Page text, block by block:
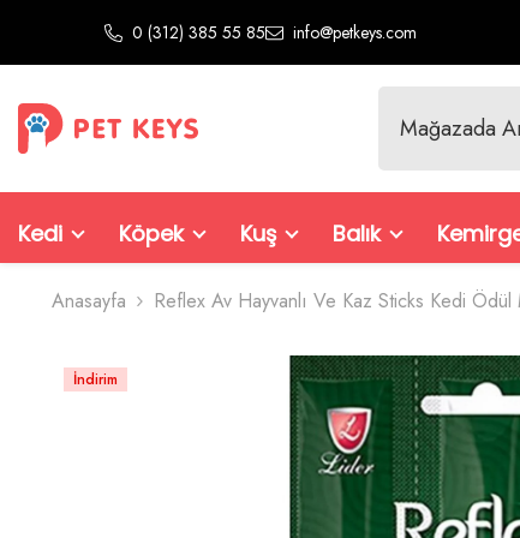
0 (312) 385 55 85 info@petkeys.com
Kedi Köpek Kuş Balık
Anasayfa Reflex Av Hayvanlı Ve Kaz Sticks Kedi Ödül
İndirim